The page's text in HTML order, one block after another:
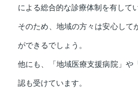
による総合的な診療体制を有して
そのため、地域の方々は安心して
ができるでしょう。
他にも、「地域医療支援病院」や
認も受けています。